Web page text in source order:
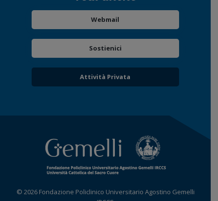
Webmail
Sostienici
Attività Privata
© 2026 Fondazione Policlinico Universitario Agostino Gemelli